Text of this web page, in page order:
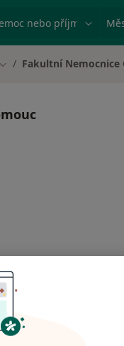
nebo příjmení
Změna města
Fakultní Nemocnice